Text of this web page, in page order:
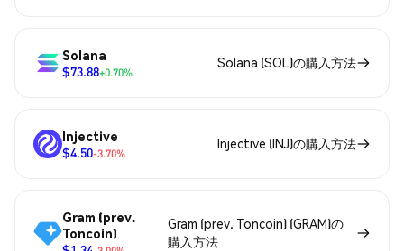
Solana
$73.88+0.70%
Solana (SOL)の購入方法
Injective
$4.50-3.70%
Injective (INJ)の購入方法
Gram (prev.
Toncoin)
Gram (prev. Toncoin) (GRAM)の
購入方法